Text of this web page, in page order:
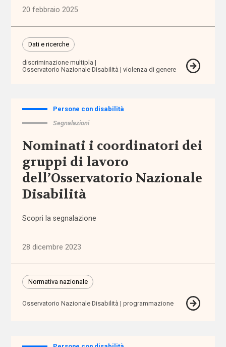
I seminari
Welforum
nazionale
Normativa
regionale
Rassegna
normativa
Spazio ai
promotori
20 febbraio 2025
Dati e ricerche
discriminazione multipla
Osservatorio Nazionale Disabilità
violenza di genere
Persone con disabilità
Segnalazioni
Nominati i coordinatori dei
gruppi di lavoro
dell’Osservatorio Nazionale
Disabilità
Scopri la segnalazione
28 dicembre 2023
Normativa nazionale
Osservatorio Nazionale Disabilità programmazione